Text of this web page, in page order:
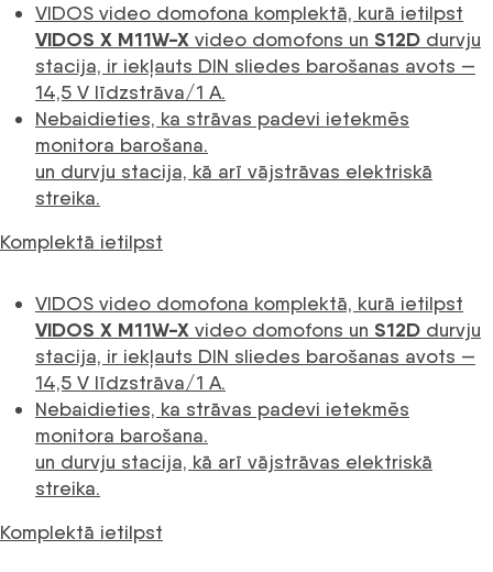
VIDOS video domofona komplektā, kurā ietilpst
VIDOS X M11W-X video domofons un S12D durvju
stacija, ir iekļauts DIN sliedes barošanas avots —
14,5 V līdzstrāva/1 A.
Nebaidieties, ka strāvas padevi ietekmēs
monitora barošana.
un durvju stacija, kā arī vājstrāvas elektriskā
streika.
Komplektā ietilpst
VIDOS video domofona komplektā, kurā ietilpst
VIDOS X M11W-X video domofons un S12D durvju
stacija, ir iekļauts DIN sliedes barošanas avots —
14,5 V līdzstrāva/1 A.
Nebaidieties, ka strāvas padevi ietekmēs
monitora barošana.
un durvju stacija, kā arī vājstrāvas elektriskā
streika.
Komplektā ietilpst